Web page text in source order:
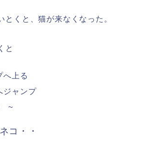
とくと、猫が来なくなった。
と
へ上る
ジャンプ
~
コ・・